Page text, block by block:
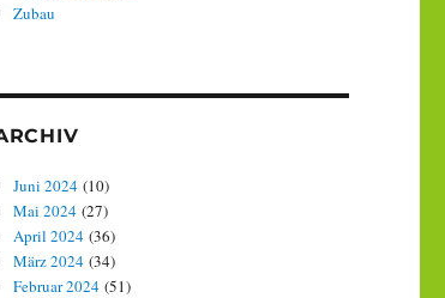
Zubau
Juni 2024 (10)
Mai 2024 (27)
April 2024 (36)
März 2024 (34)
Februar 2024 (51)